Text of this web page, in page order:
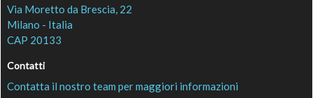
Via Moretto da Brescia, 22
Milano - Italia
CAP 20133
Contatti
Contatta il nostro team per maggiori informazioni